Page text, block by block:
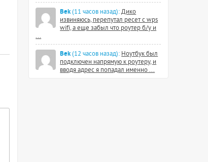
Bek(11 часов назад): Дико
извиняюсь, перепутал ресет с wps
wifi, а еще забыл что роутер б/у и
...
Bek(12 часов назад): Ноутбук был
подключен напрямую к роутеру, и
вводя адрес я попадал именно ...